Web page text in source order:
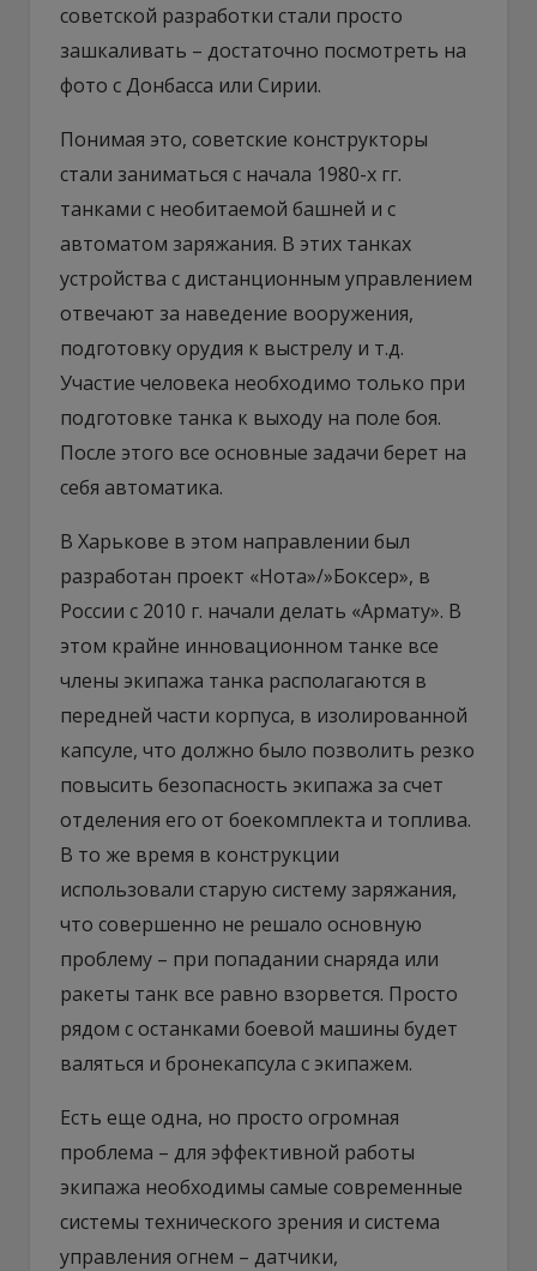
советской разработки стали просто
зашкаливать – достаточно посмотреть на
фото с Донбасса или Сирии.
Понимая это, советские конструкторы
стали заниматься с начала 1980-х гг.
танками с необитаемой башней и с
автоматом заряжания. В этих танках
устройства с дистанционным управлением
отвечают за наведение вооружения,
подготовку орудия к выстрелу и т.д.
Участие человека необходимо только при
подготовке танка к выходу на поле боя.
После этого все основные задачи берет на
себя автоматика.
В Харькове в этом направлении был
разработан проект «Нота»/»Боксер», в
России с 2010 г. начали делать «Армату». В
этом крайне инновационном танке все
члены экипажа танка располагаются в
передней части корпуса, в изолированной
капсуле, что должно было позволить резко
повысить безопасность экипажа за счет
отделения его от боекомплекта и топлива.
В то же время в конструкции
использовали старую систему заряжания,
что совершенно не решало основную
проблему – при попадании снаряда или
ракеты танк все равно взорвется. Просто
рядом с останками боевой машины будет
валяться и бронекапсула с экипажем.
Есть еще одна, но просто огромная
проблема – для эффективной работы
экипажа необходимы самые современные
системы технического зрения и система
управления огнем – датчики,